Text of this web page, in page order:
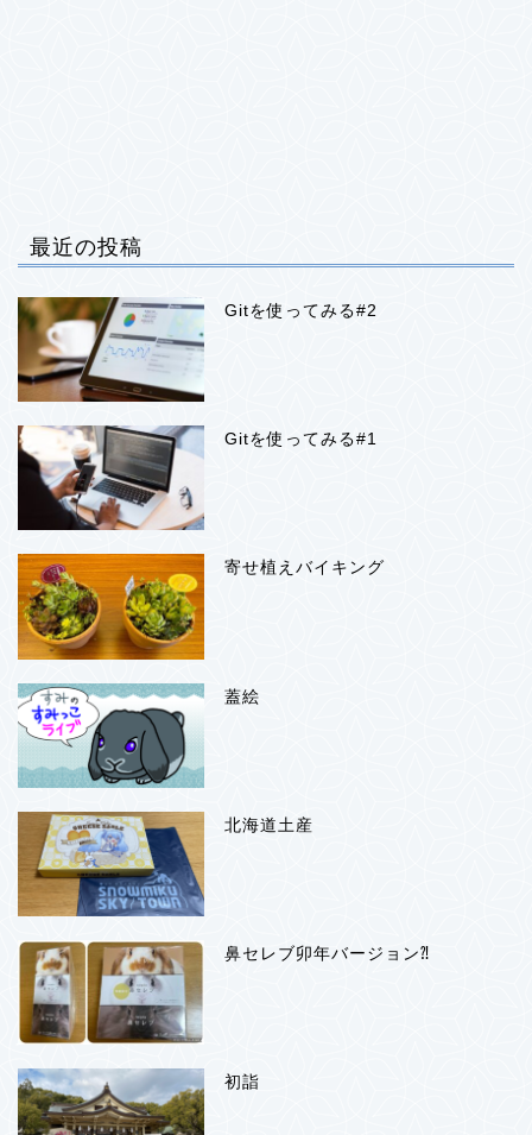
最近の投稿
Gitを使ってみる#2
Gitを使ってみる#1
寄せ植えバイキング
蓋絵
北海道土産
鼻セレブ卯年バージョン⁈
初詣